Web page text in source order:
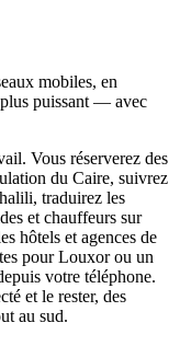
mobiles, en
puissant — avec
Vous réserverez des
du Caire, suivrez
traduirez les
et chauffeurs sur
hôtels et agences de
pour Louxor ou un
votre téléphone.
et le rester, des
au sud.